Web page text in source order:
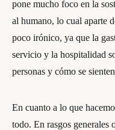
pone mucho foco en la
al humano, lo cual aparte
poco irónico, ya que la
servicio y la hospitalidad
personas y cómo se
En cuanto a lo que
todo. En rasgos generales